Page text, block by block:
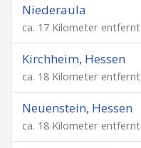
Niederaula
ca. 17 Kilometer entfernt
Kirchheim, Hessen
ca. 18 Kilometer entfernt
Neuenstein, Hessen
ca. 18 Kilometer entfernt